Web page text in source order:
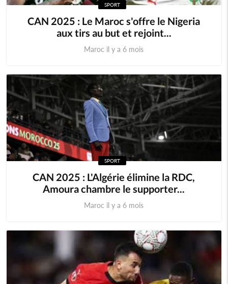
SPORT
CAN 2025 : Le Maroc s'offre le Nigeria
aux tirs au but et rejoint...
Maroc il y a 6 mois
SPORT
CAN 2025 : L'Algérie élimine la RDC,
Amoura chambre le supporter...
Maroc il y a 6 mois